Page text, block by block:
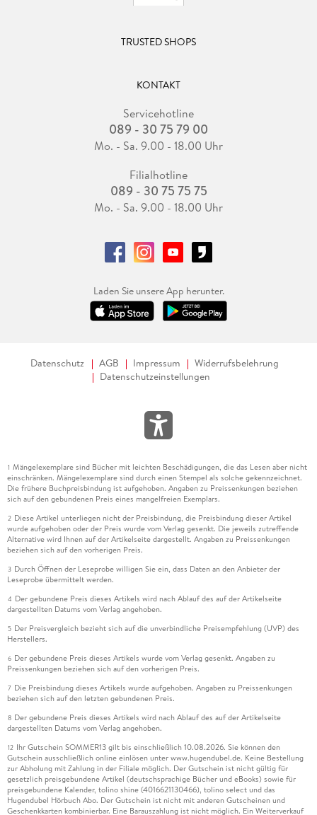
TRUSTED SHOPS
KONTAKT
Servicehotline
089 - 30 75 79 00
Mo. - Sa. 9.00 - 18.00 Uhr
Filialhotline
089 - 30 75 75 75
Mo. - Sa. 9.00 - 18.00 Uhr
Laden Sie unsere App herunter.
Datenschutz AGB Impressum
Widerrufsbelehrung
Datenschutzeinstellungen
1 Mängelexemplare sind Bücher mit leichten Beschädigungen, die das Lesen aber nicht
einschränken. Mängelexemplare sind durch einen Stempel als solche gekennzeichnet.
Die frühere Buchpreisbindung ist aufgehoben. Angaben zu Preissenkungen beziehen
sich auf den gebundenen Preis eines mangelfreien Exemplars.
2 Diese Artikel unterliegen nicht der Preisbindung, die Preisbindung dieser Artikel
wurde aufgehoben oder der Preis wurde vom Verlag gesenkt. Die jeweils zutreffende
Alternative wird Ihnen auf der Artikelseite dargestellt. Angaben zu Preissenkungen
beziehen sich auf den vorherigen Preis.
3 Durch Öffnen der Leseprobe willigen Sie ein, dass Daten an den Anbieter der
Leseprobe übermittelt werden.
4 Der gebundene Preis dieses Artikels wird nach Ablauf des auf der Artikelseite
dargestellten Datums vom Verlag angehoben.
5 Der Preisvergleich bezieht sich auf die unverbindliche Preisempfehlung (UVP) des
Herstellers.
6 Der gebundene Preis dieses Artikels wurde vom Verlag gesenkt. Angaben zu
Preissenkungen beziehen sich auf den vorherigen Preis.
7 Die Preisbindung dieses Artikels wurde aufgehoben. Angaben zu Preissenkungen
beziehen sich auf den letzten gebundenen Preis.
8 Der gebundene Preis dieses Artikels wird nach Ablauf des auf der Artikelseite
dargestellten Datums vom Verlag angehoben.
12 Ihr Gutschein SOMMER13 gilt bis einschließlich 10.08.2026. Sie können den
Gutschein ausschließlich online einlösen unter www.hugendubel.de. Keine Bestellung
zur Abholung mit Zahlung in der Filiale möglich. Der Gutschein ist nicht gültig für
gesetzlich preisgebundene Artikel (deutschsprachige Bücher und eBooks) sowie für
preisgebundene Kalender, tolino shine (4016621130466), tolino select und das
Hugendubel Hörbuch Abo. Der Gutschein ist nicht mit anderen Gutscheinen und
Geschenkkarten kombinierbar. Eine Barauszahlung ist nicht möglich. Ein Weiterverkauf